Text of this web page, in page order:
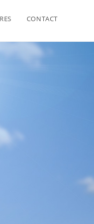
CONTACT